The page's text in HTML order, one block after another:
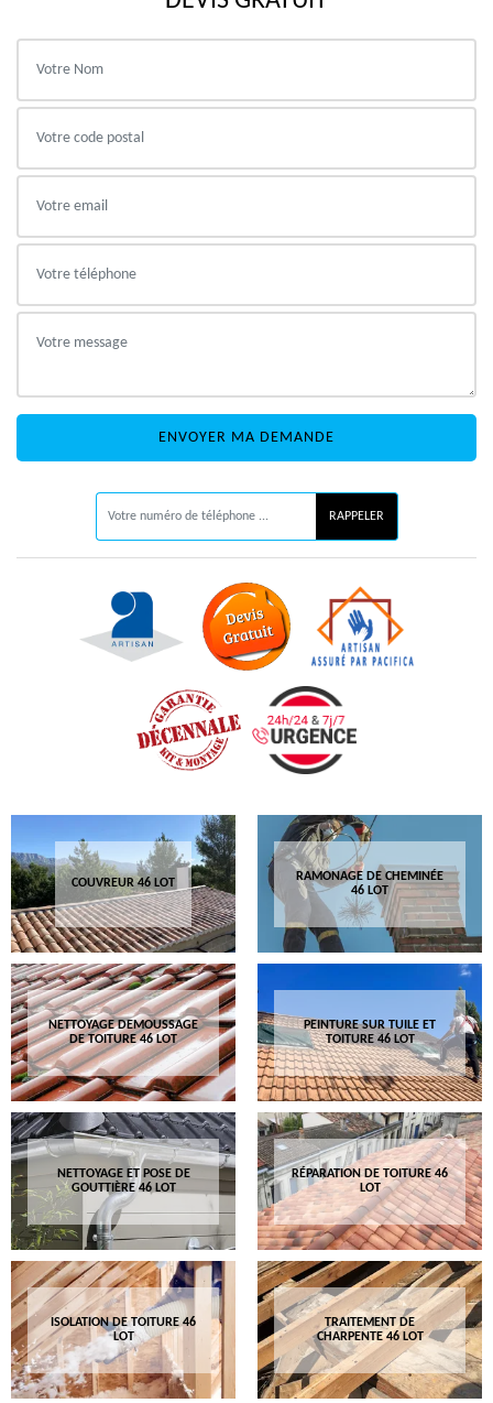
COUVREUR 46 LOT
RAMONAGE DE CHEMINÉE
46 LOT
NETTOYAGE DEMOUSSAGE
DE TOITURE 46 LOT
PEINTURE SUR TUILE ET
TOITURE 46 LOT
NETTOYAGE ET POSE DE
GOUTTIÈRE 46 LOT
RÉPARATION DE TOITURE 46
LOT
ISOLATION DE TOITURE 46
LOT
TRAITEMENT DE
CHARPENTE 46 LOT